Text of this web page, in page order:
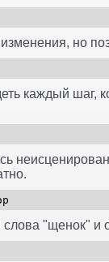
но
каждый шаг,
"щенок" и